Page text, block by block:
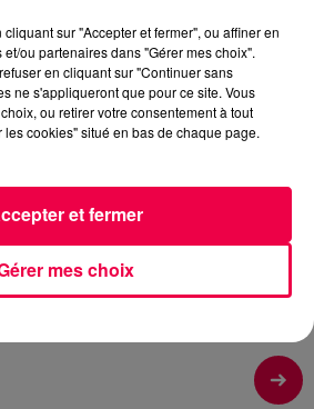
2 min 26 sec
sec
2011
sur "Accepter et fermer", ou affiner en
ou partenaires dans "Gérer mes choix".
en cliquant sur "Continuer sans
ne s'appliqueront que pour ce site. Vous
ou retirer votre consentement à tout
cookies" situé en bas de chaque page.
mes choix
et fermer